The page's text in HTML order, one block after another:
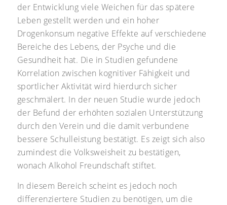
der Entwicklung viele Weichen für das spätere
Leben gestellt werden und ein hoher
Drogenkonsum negative Effekte auf verschiedene
Bereiche des Lebens, der Psyche und die
Gesundheit hat. Die in Studien gefundene
Korrelation zwischen kognitiver Fähigkeit und
sportlicher Aktivität wird hierdurch sicher
geschmälert. In der neuen Studie wurde jedoch
der Befund der erhöhten sozialen Unterstützung
durch den Verein und die damit verbundene
bessere Schulleistung bestätigt. Es zeigt sich also
zumindest die Volksweisheit zu bestätigen,
wonach Alkohol Freundschaft stiftet.
In diesem Bereich scheint es jedoch noch
differenziertere Studien zu benötigen, um die